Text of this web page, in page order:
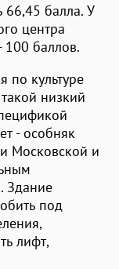
66,45 балла. У
центра
100 баллов.
по культуре
такой низкий
- особняк
Московской и
Здание
под
лифт,